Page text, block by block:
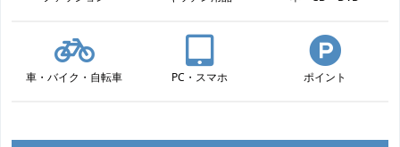
車・バイク・自転車 PC・スマホ ポイント